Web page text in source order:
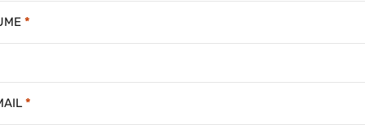
*
*